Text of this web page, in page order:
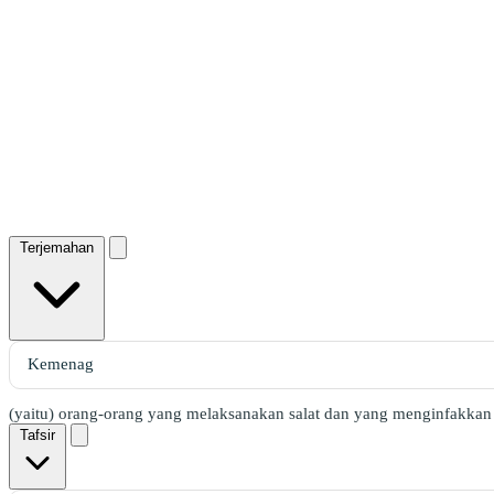
Terjemahan
(yaitu) orang-orang yang melaksanakan salat dan yang
Tafsir